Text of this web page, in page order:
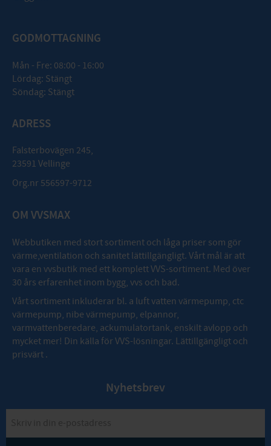
GODMOTTAGNING
Mån - Fre: 08:00 - 16:00
Lördag: Stängt
Söndag: Stängt
ADRESS
Falsterbovägen 245,
23591 Vellinge
Org.nr 556597-9712
OM VVSMAX
Webbutiken med stort sortiment och låga priser som gör
värme,ventilation och sanitet lättillgängligt. Vårt mål är att
vara en vvsbutik med ett komplett VVS-sortiment. Med över
30 års erfarenhet inom bygg, vvs och bad.
Vårt sortiment inkluderar bl. a luft vatten värmepump, ctc
värmepump, nibe värmepump, elpannor,
varmvattenberedare, ackumulatortank, enskilt avlopp och
mycket mer! Din källa för VVS-lösningar. Lättillgängligt och
prisvärt .
Nyhetsbrev